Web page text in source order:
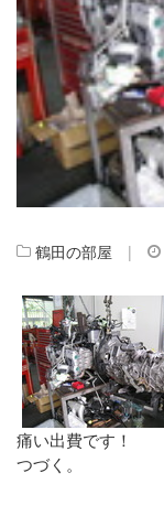
鶴田の部屋 |
痛い出費です！
つづく。